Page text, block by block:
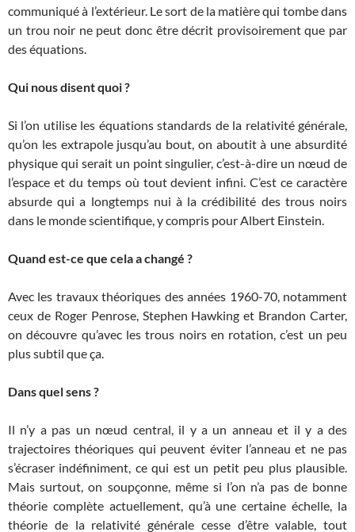
communiqué à l’extérieur. Le sort de la matière qui tombe dans
un trou noir ne peut donc être décrit provisoirement que par
des équations.
Qui nous disent quoi ?
Si l’on utilise les équations standards de la relativité générale,
qu’on les extrapole jusqu’au bout, on aboutit à une absurdité
physique qui serait un point singulier, c’est-à-dire un nœud de
l’espace et du temps où tout devient infini. C’est ce caractère
absurde qui a longtemps nui à la crédibilité des trous noirs
dans le monde scientifique, y compris pour Albert Einstein.
Quand est-ce que cela a changé ?
Avec les travaux théoriques des années 1960-70, notamment
ceux de Roger Penrose, Stephen Hawking et Brandon Carter,
on découvre qu’avec les trous noirs en rotation, c’est un peu
plus subtil que ça.
Dans quel sens ?
Il n’y a pas un nœud central, il y a un anneau et il y a des
trajectoires théoriques qui peuvent éviter l’anneau et ne pas
s’écraser indéfiniment, ce qui est un petit peu plus plausible.
Mais surtout, on soupçonne, même si l’on n’a pas de bonne
théorie complète actuellement, qu’à une certaine échelle, la
théorie de la relativité générale cesse d’être valable, tout